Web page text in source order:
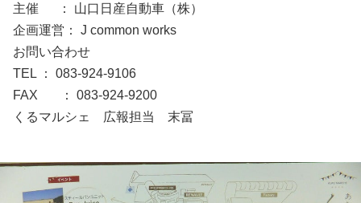
主催 ： 山口日産自動車（株）
企画運営： J common works
お問い合わせ
TEL ： 083-924-9106
FAX ： 083-924-9200
くるマルシェ 広報担当 末冨